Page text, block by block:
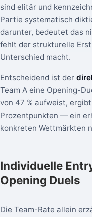
sind elitär und
Partie systematisch
darunter, bedeutet das
fehlt der strukturelle
Unterschied macht.
Entscheidend ist der
Team A eine Opening-
von 47 % aufweist,
Prozentpunkten — ein
konkreten Wettmärkten
Individuelle
Opening Duels
Die Team-Rate allein